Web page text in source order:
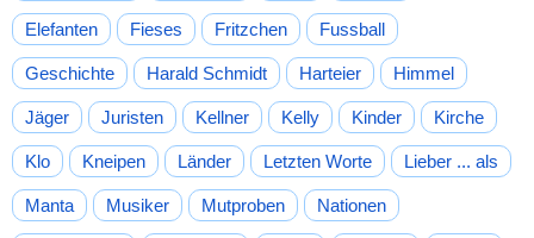
Elefanten Fieses Fritzchen Fussball
Geschichte Harald Schmidt Harteier Himmel
Jäger Juristen Kellner Kelly Kinder Kirche
Klo Kneipen Länder Letzten Worte Lieber ... als
Manta Musiker Mutproben Nationen